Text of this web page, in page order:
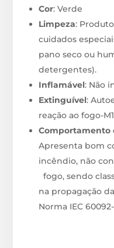
Cor: Verde
Limpeza:
cuidados
pano seco ou
detergentes).
Inflamável: Não
Extinguível:
reação ao fogo-
Comportamento
Apresenta bom
incêndio, não
fogo, sendo
na propagação
Norma IEC 60092-